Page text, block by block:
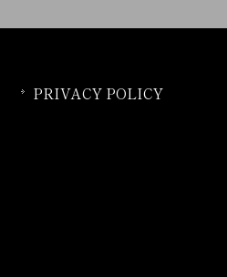
PRIVACY POLICY